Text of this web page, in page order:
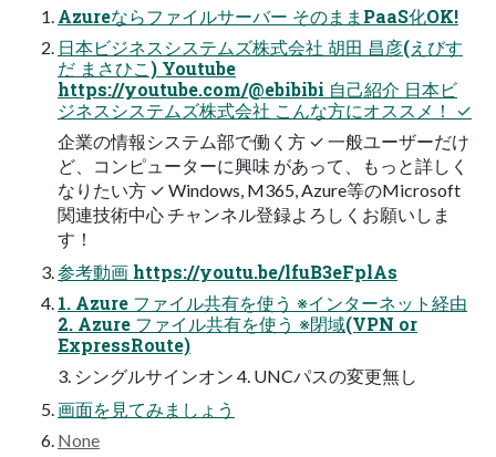
Azureならファイルサーバー そのままPaaS化OK!
日本ビジネスシステムズ株式会社 胡田 昌彦(えびす
だ まさひこ) Youtube
https://youtube.com/@ebibibi 自己紹介 日本ビ
ジネスシステムズ株式会社 こんな方にオススメ！ ✓
企業の情報システム部で働く方 ✓ 一般ユーザーだけ
ど、コンピューターに興味 があって、もっと詳しく
なりたい方 ✓ Windows, M365, Azure等のMicrosoft
関連技術中心 チャンネル登録よろしくお願いしま
す！
参考動画 https://youtu.be/lfuB3eFplAs
1. Azure ファイル共有を使う ※インターネット経由
2. Azure ファイル共有を使う ※閉域(VPN or
ExpressRoute)
3. シングルサインオン 4. UNCパスの変更無し
画面を見てみましょう
None